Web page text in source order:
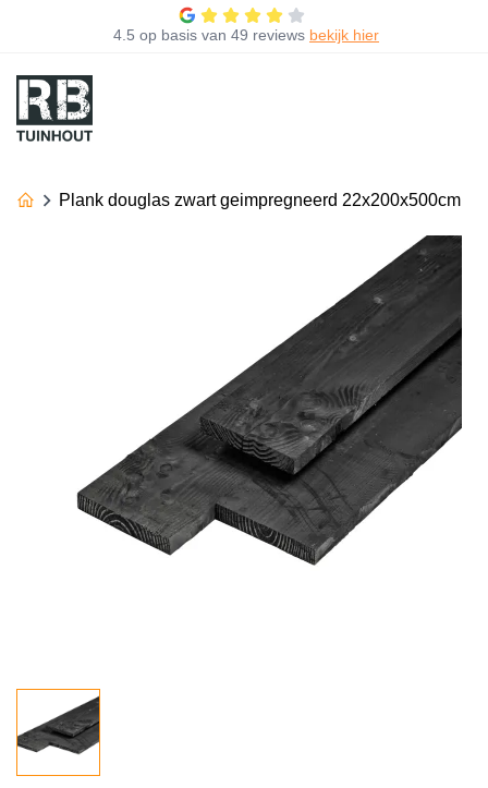
4.5 op basis van 49 reviews bekijk hier
Plank douglas zwart geimpregneerd 22x200x500cm